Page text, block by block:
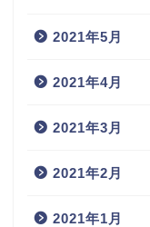
2021年5月
2021年4月
2021年3月
2021年2月
2021年1月